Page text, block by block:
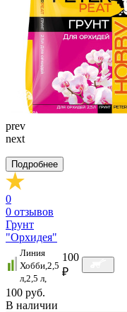
prev
next
Подробнее
0
0 отзывов
Грунт
"Орхидея"
Линия
Хобби,2,5
л,2,5 л,
100
₽
100 руб.
В наличии